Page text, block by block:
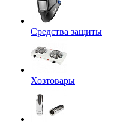
Средства защиты
Хозтовары